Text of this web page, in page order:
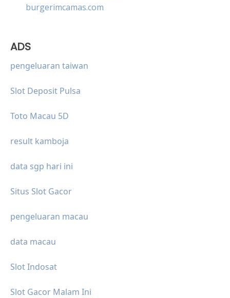
burgerimcamas.com
ADS
pengeluaran taiwan
Slot Deposit Pulsa
Toto Macau 5D
result kamboja
data sgp hari ini
Situs Slot Gacor
pengeluaran macau
data macau
Slot Indosat
Slot Gacor Malam Ini